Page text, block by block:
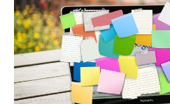
Патерна,
Валенсия